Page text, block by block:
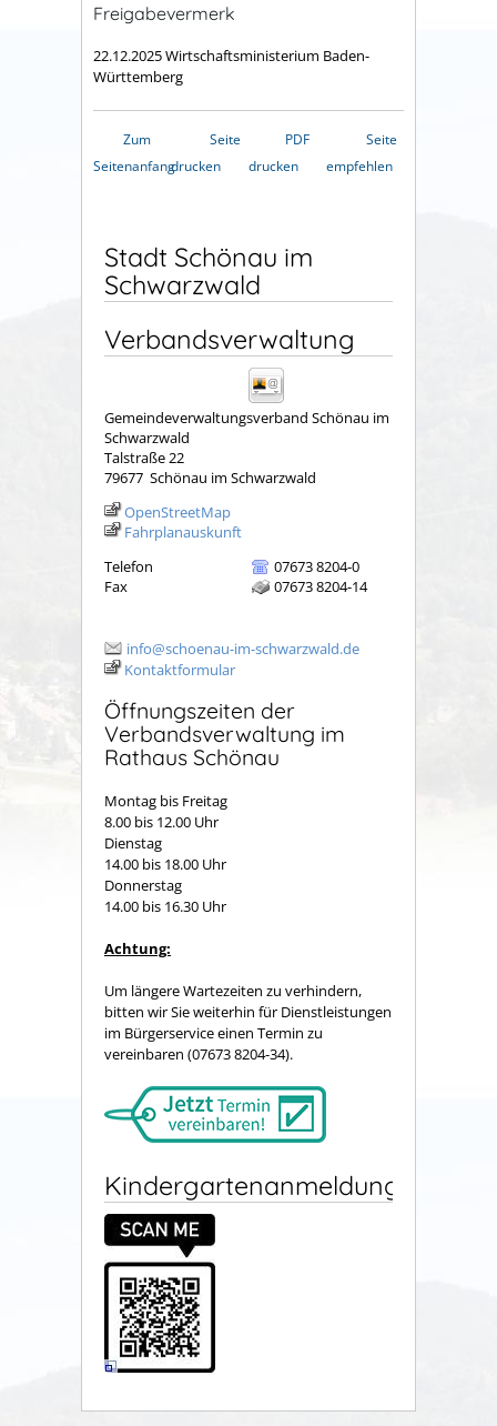
Freigabevermerk
22.12.2025 Wirtschaftsministerium Baden-
Württemberg
Zum
Seitenanfang
Seite
drucken
PDF
drucken
Seite
empfehlen
Stadt Schönau im
Schwarzwald
Verbandsverwaltung
Gemeindeverwaltungsverband Schönau im
Schwarzwald
Talstraße 22
79677 Schönau im Schwarzwald
OpenStreetMap
Fahrplanauskunft
Telefon
07673 8204-0
Fax
07673 8204-14
info@schoenau-im-schwarzwald.de
Kontaktformular
Öffnungszeiten der
Verbandsverwaltung im
Rathaus Schönau
Montag bis Freitag
8.00 bis 12.00 Uhr
Dienstag
14.00 bis 18.00 Uhr
Donnerstag
14.00 bis 16.30 Uhr
Achtung:
Um längere Wartezeiten zu verhindern,
bitten wir Sie weiterhin für Dienstleistungen
im Bürgerservice einen Termin zu
vereinbaren (07673 8204-34).
Kindergartenanmeldung